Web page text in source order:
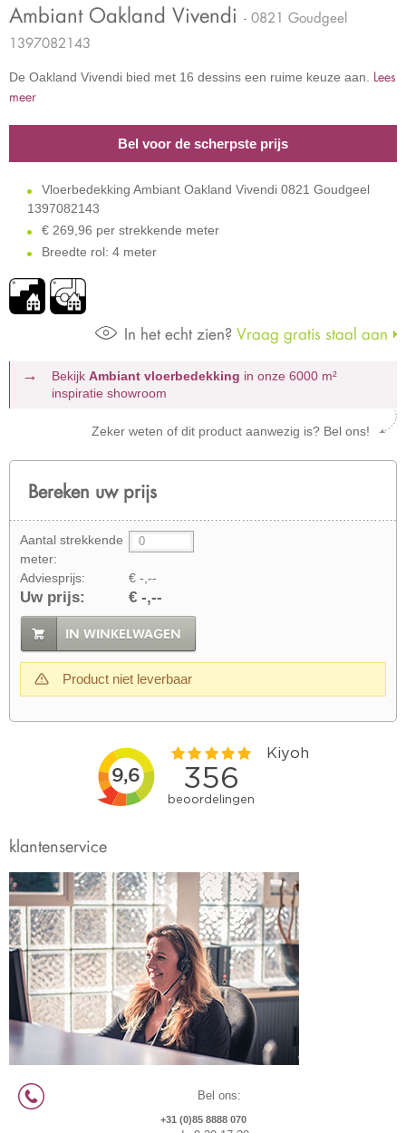
Ambiant Oakland Vivendi - 0821 Goudgeel
1397082143
De Oakland Vivendi bied met 16 dessins een ruime keuze aan. Lees
meer
Bel voor de scherpste prijs
Vloerbedekking Ambiant Oakland Vivendi 0821 Goudgeel
1397082143
€ 269,96 per strekkende meter
Breedte rol: 4 meter
In het echt zien? Vraag gratis staal aan
Bekijk Ambiant vloerbedekking in onze 6000 m²
inspiratie showroom
Zeker weten of dit product aanwezig is? Bel ons!
Bereken uw prijs
Aantal strekkende
meter:
Adviesprijs:
€ -,--
Uw prijs: € -,--
IN WINKELWAGEN
Product niet leverbaar
klantenservice
Bel ons:
+31 (0)85 8888 070